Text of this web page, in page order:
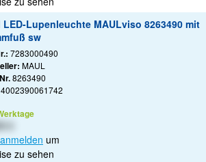
LED-Lupenleuchte MAULviso 8263490 mit
sw
7283000490
MAUL
8263490
4002390061742
anmelden um
zu sehen